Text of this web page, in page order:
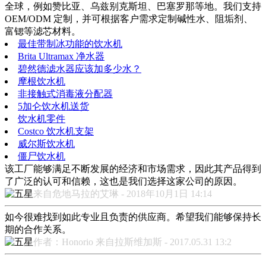
全球，例如赞比亚、乌兹别克斯坦、巴塞罗那等地。我们支持
OEM/ODM 定制，并可根据客户需求定制碱性水、阻垢剂、
富锶等滤芯材料。
最佳带制冰功能的饮水机
Brita Ultramax 净水器
碧然德滤水器应该加多少水？
摩根饮水机
非接触式消毒液分配器
5加仑饮水机送货
饮水机零件
Costco 饮水机支架
威尔斯饮水机
僵尸饮水机
该工厂能够满足不断发展的经济和市场需求，因此其产品得到
了广泛的认可和信赖，这也是我们选择这家公司的原因。
来自危地马拉的艾琳 - 2018年10月1日 14:14
如今很难找到如此专业且负责的供应商。希望我们能够保持长
期的合作关系。
作者：Honorio 来自拉斯维加斯 - 2017.05.31 13:2